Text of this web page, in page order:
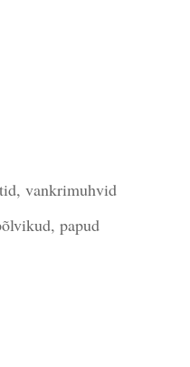
vankrimuhvid
papud